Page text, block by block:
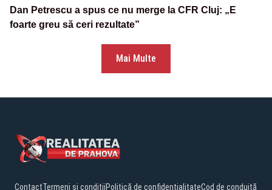
Dan Petrescu a spus ce nu merge la CFR Cluj: „E
foarte greu să ceri rezultate”
Mai Multe
ContactTermeni și condițiiPolitică de confidențialitateCod de conduită